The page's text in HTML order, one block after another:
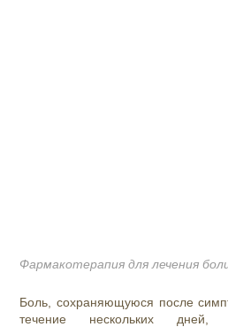
Фармакотерапия для лечения
Боль, сохраняющуюся после
течение нескольких дней,